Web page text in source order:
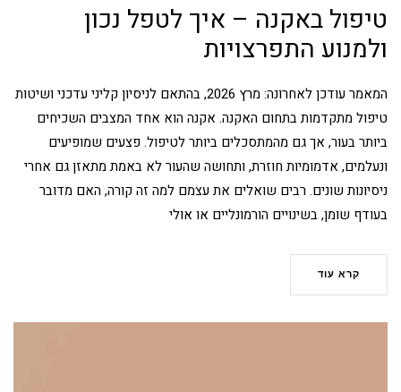
טיפול באקנה – איך לטפל נכון
ולמנוע התפרצויות
המאמר עודכן לאחרונה: מרץ 2026, בהתאם לניסיון קליני עדכני ושיטות
טיפול מתקדמות בתחום האקנה. אקנה הוא אחד המצבים השכיחים
ביותר בעור, אך גם מהמתסכלים ביותר לטיפול. פצעים שמופיעים
ונעלמים, אדמומיות חוזרת, ותחושה שהעור לא באמת מתאזן גם אחרי
ניסיונות שונים. רבים שואלים את עצמם למה זה קורה, האם מדובר
בעודף שומן, בשינויים הורמונליים או אולי
קרא עוד